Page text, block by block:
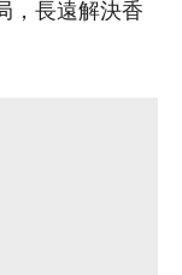
，長遠解決香